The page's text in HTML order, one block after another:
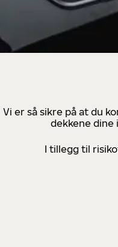
Vi er så sikre på at du
dekkene dine
I tillegg til